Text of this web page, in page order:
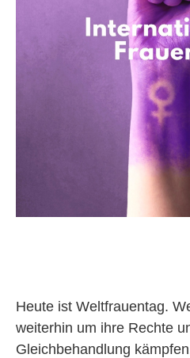
Heute ist Weltfrauentag.
weiterhin um ihre Rechte
Gleichbehandlung